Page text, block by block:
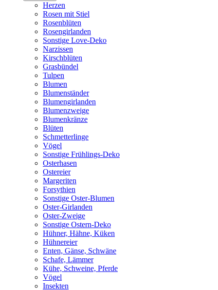
Herzen
Rosen mit Stiel
Rosenblüten
Rosengirlanden
Sonstige Love-Deko
Narzissen
Kirschblüten
Grasbündel
Tulpen
Blumen
Blumenständer
Blumengirlanden
Blumenzweige
Blumenkränze
Blüten
Schmetterlinge
Vögel
Sonstige Frühlings-Deko
Osterhasen
Ostereier
Margeriten
Forsythien
Sonstige Oster-Blumen
Oster-Girlanden
Oster-Zweige
Sonstige Ostern-Deko
Hühner, Hähne, Küken
Hühnereier
Enten, Gänse, Schwäne
Schafe, Lämmer
Kühe, Schweine, Pferde
Vögel
Insekten